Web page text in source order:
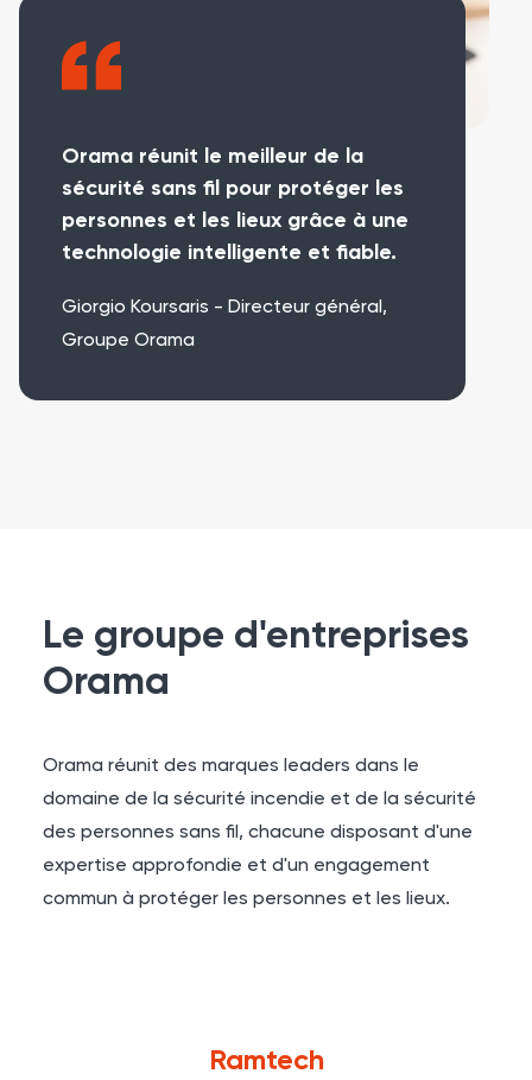
Orama réunit le meilleur de la
sécurité sans fil pour protéger les
personnes et les lieux grâce à une
technologie intelligente et fiable.
Giorgio Koursaris - Directeur général,
Groupe Orama
Le groupe d'entreprises
Orama
Orama réunit des marques leaders dans le
domaine de la sécurité incendie et de la sécurité
des personnes sans fil, chacune disposant d'une
expertise approfondie et d'un engagement
commun à protéger les personnes et les lieux.
Ramtech